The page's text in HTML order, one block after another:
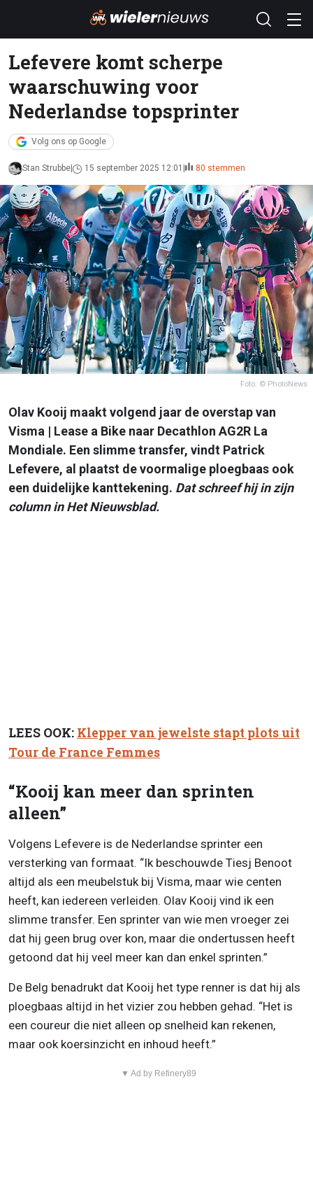
Lefevere komt scherpe
waarschuwing voor
Nederlandse topsprinter
Volg ons op Google
Stan Strubbe 15 september 2025 12:01 80 stemmen
Foto: © PhotoNews
Olav Kooij maakt volgend jaar de overstap van
Visma | Lease a Bike naar Decathlon AG2R La
Mondiale. Een slimme transfer, vindt Patrick
Lefevere, al plaatst de voormalige ploegbaas ook
een duidelijke kanttekening. Dat schreef hij in zijn
column in Het Nieuwsblad.
LEES OOK: Klepper van jewelste stapt plots uit
Tour de France Femmes
“Kooij kan meer dan sprinten
alleen”
Volgens Lefevere is de Nederlandse sprinter een
versterking van formaat. “Ik beschouwde Tiesj Benoot
altijd als een meubelstuk bij Visma, maar wie centen
heeft, kan iedereen verleiden. Olav Kooij vind ik een
slimme transfer. Een sprinter van wie men vroeger zei
dat hij geen brug over kon, maar die ondertussen heeft
getoond dat hij veel meer kan dan enkel sprinten.”
De Belg benadrukt dat Kooij het type renner is dat hij als
ploegbaas altijd in het vizier zou hebben gehad. “Het is
een coureur die niet alleen op snelheid kan rekenen,
maar ook koersinzicht en inhoud heeft.”
▼ Ad by Refinery89